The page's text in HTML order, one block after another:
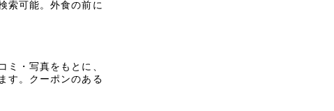
索可能。外食の前に
ミ・写真をもとに、
す。クーポンのある